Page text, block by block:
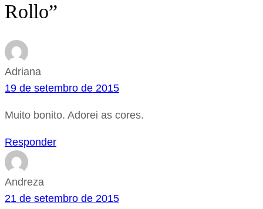
Rollo”
Adriana
19 de setembro de 2015
Muito bonito. Adorei as cores.
Responder
Andreza
21 de setembro de 2015